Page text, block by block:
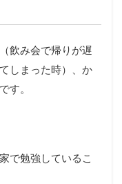
飲み会で帰りが遅
しまった時）、か
です。
で勉強しているこ